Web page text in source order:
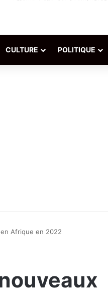
CULTURE POLITIQUE
Afrique en 2022